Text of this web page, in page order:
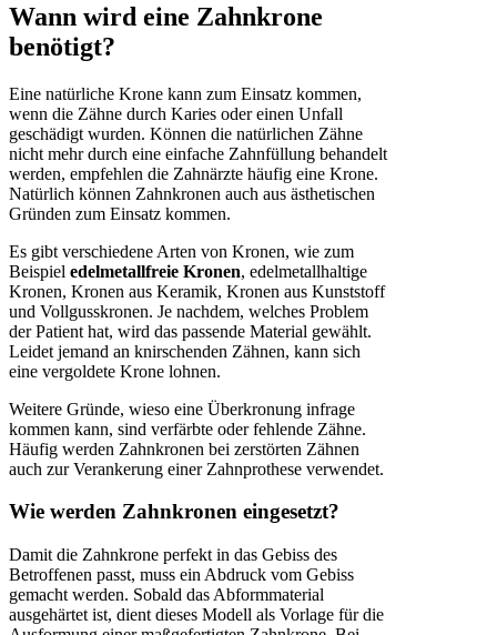
Wann wird eine Zahnkrone
benötigt?
Eine natürliche Krone kann zum Einsatz kommen,
wenn die Zähne durch Karies oder einen Unfall
geschädigt wurden. Können die natürlichen Zähne
nicht mehr durch eine einfache Zahnfüllung behandelt
werden, empfehlen die Zahnärzte häufig eine Krone.
Natürlich können Zahnkronen auch aus ästhetischen
Gründen zum Einsatz kommen.
Es gibt verschiedene Arten von Kronen, wie zum
Beispiel edelmetallfreie Kronen, edelmetallhaltige
Kronen, Kronen aus Keramik, Kronen aus Kunststoff
und Vollgusskronen. Je nachdem, welches Problem
der Patient hat, wird das passende Material gewählt.
Leidet jemand an knirschenden Zähnen, kann sich
eine vergoldete Krone lohnen.
Weitere Gründe, wieso eine Überkronung infrage
kommen kann, sind verfärbte oder fehlende Zähne.
Häufig werden Zahnkronen bei zerstörten Zähnen
auch zur Verankerung einer Zahnprothese verwendet.
Wie werden Zahnkronen eingesetzt?
Damit die Zahnkrone perfekt in das Gebiss des
Betroffenen passt, muss ein Abdruck vom Gebiss
gemacht werden. Sobald das Abformmaterial
ausgehärtet ist, dient dieses Modell als Vorlage für die